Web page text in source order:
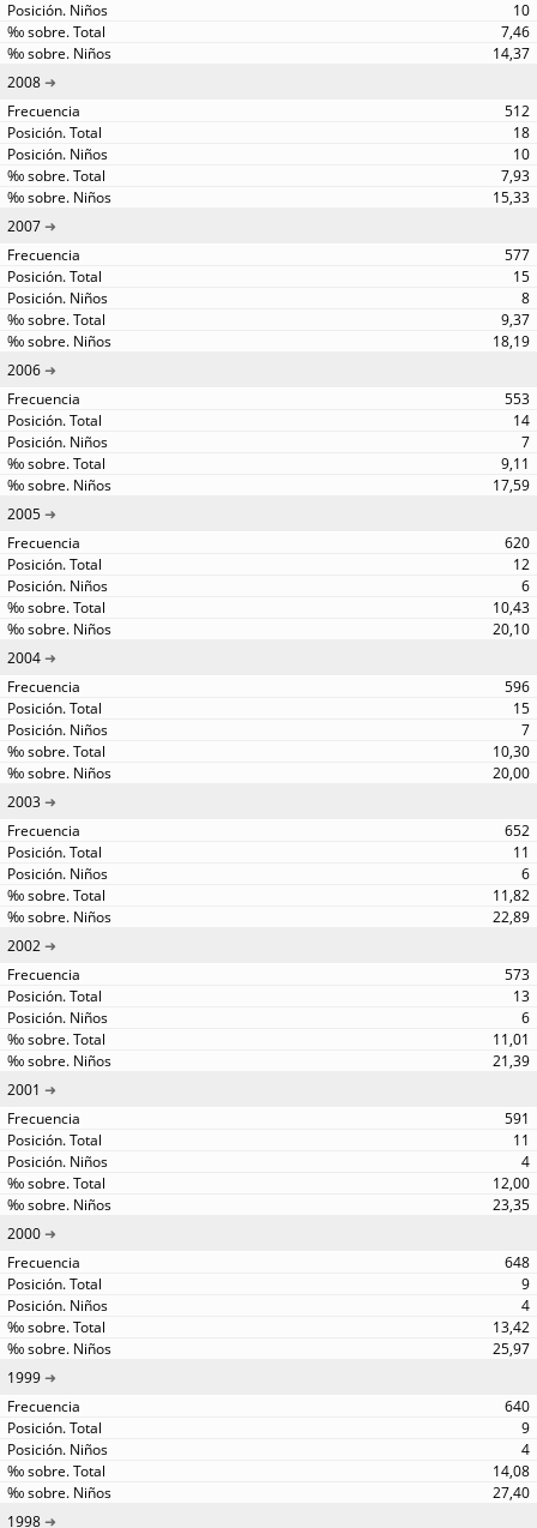
10
7,46
14,37
2008
512
18
10
7,93
15,33
2007
577
15
8
9,37
18,19
2006
553
14
7
9,11
17,59
2005
620
12
6
10,43
20,10
2004
596
15
7
10,30
20,00
2003
652
11
6
11,82
22,89
2002
573
13
6
11,01
21,39
2001
591
11
4
12,00
23,35
2000
648
9
4
13,42
25,97
1999
640
9
4
14,08
27,40
1998